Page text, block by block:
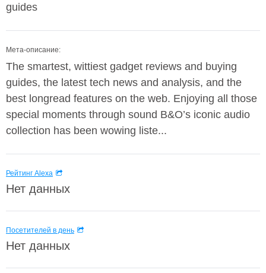
guides
Мета-описание:
The smartest, wittiest gadget reviews and buying
guides, the latest tech news and analysis, and the
best longread features on the web. Enjoying all those
special moments through sound B&O’s iconic audio
collection has been wowing liste...
Рейтинг Alexa
Нет данных
Посетителей в день
Нет данных